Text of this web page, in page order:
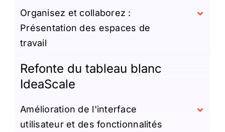
Organisez et collaborez :
Présentation des espaces de
travail
Refonte du tableau blanc
IdeaScale
Amélioration de l'interface
utilisateur et des fonctionnalités